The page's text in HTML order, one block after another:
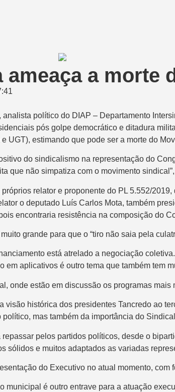
ameaça a morte
analista político do DIAP – Departamento
pós golpe democrático e ditadura
UGT), estimando que pode ser a morte do
do sindicalismo na representação do
que não simpatiza com o movimento
relator e proponente do PL 5.552/
o deputado Luís Carlos Mota, também
encontraria resistência na composição do
grande para que o “tiro não saia pela
está atrelado a negociação
em aplicativos é outro tema que também tem
onde estão em discussão os programas
visão histórica dos presidentes Tancredo ao
político, mas também da importância do
pelos partidos políticos, desde o
sólidos e muitos adaptados as variadas
do Executivo no atual momento,
municipal é outro entrave para a atuação